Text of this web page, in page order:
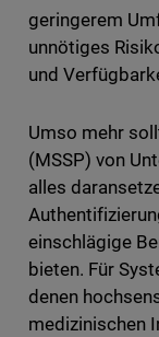
geringerem
unnötiges
und
Umso mehr
(MSSP) von
alles
einschlägige
bieten. Für
denen
medizinischen